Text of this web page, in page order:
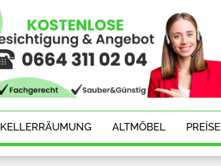
KELLERRÄUMUNG ALTMÖBEL PREISE